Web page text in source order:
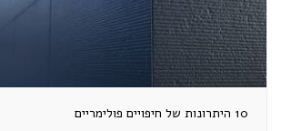
10 היתרונות של חיפויים פולימריים